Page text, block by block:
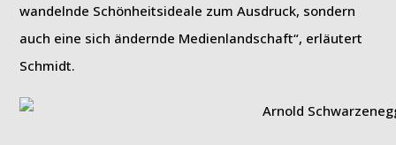
wandelnde Schönheitsideale zum Ausdruck, sondern
auch eine sich ändernde Medienlandschaft“, erläutert
Schmidt.